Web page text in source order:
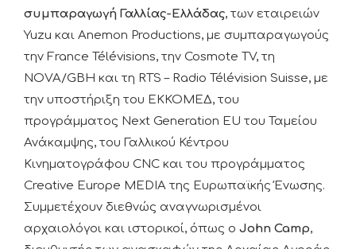
συμπαραγωγή Γαλλίας-Ελλάδας, των εταιρειών
Yuzu και Anemon Productions, με συμπαραγωγούς
την France Télévisions, την Cosmote TV, τη
NOVA/GBH και τη RTS – Radio Télévision Suisse, με
την υποστήριξη του ΕΚΚΟΜΕΔ, του
προγράμματος Next Generation EU του Ταμείου
Ανάκαμψης, του Γαλλικού Κέντρου
Κινηματογράφου CNC και του προγράμματος
Creative Europe MEDIA της Ευρωπαϊκής Ένωσης.
Συμμετέχουν διεθνώς αναγνωρισμένοι
αρχαιολόγοι και ιστορικοί, όπως ο John Camp,